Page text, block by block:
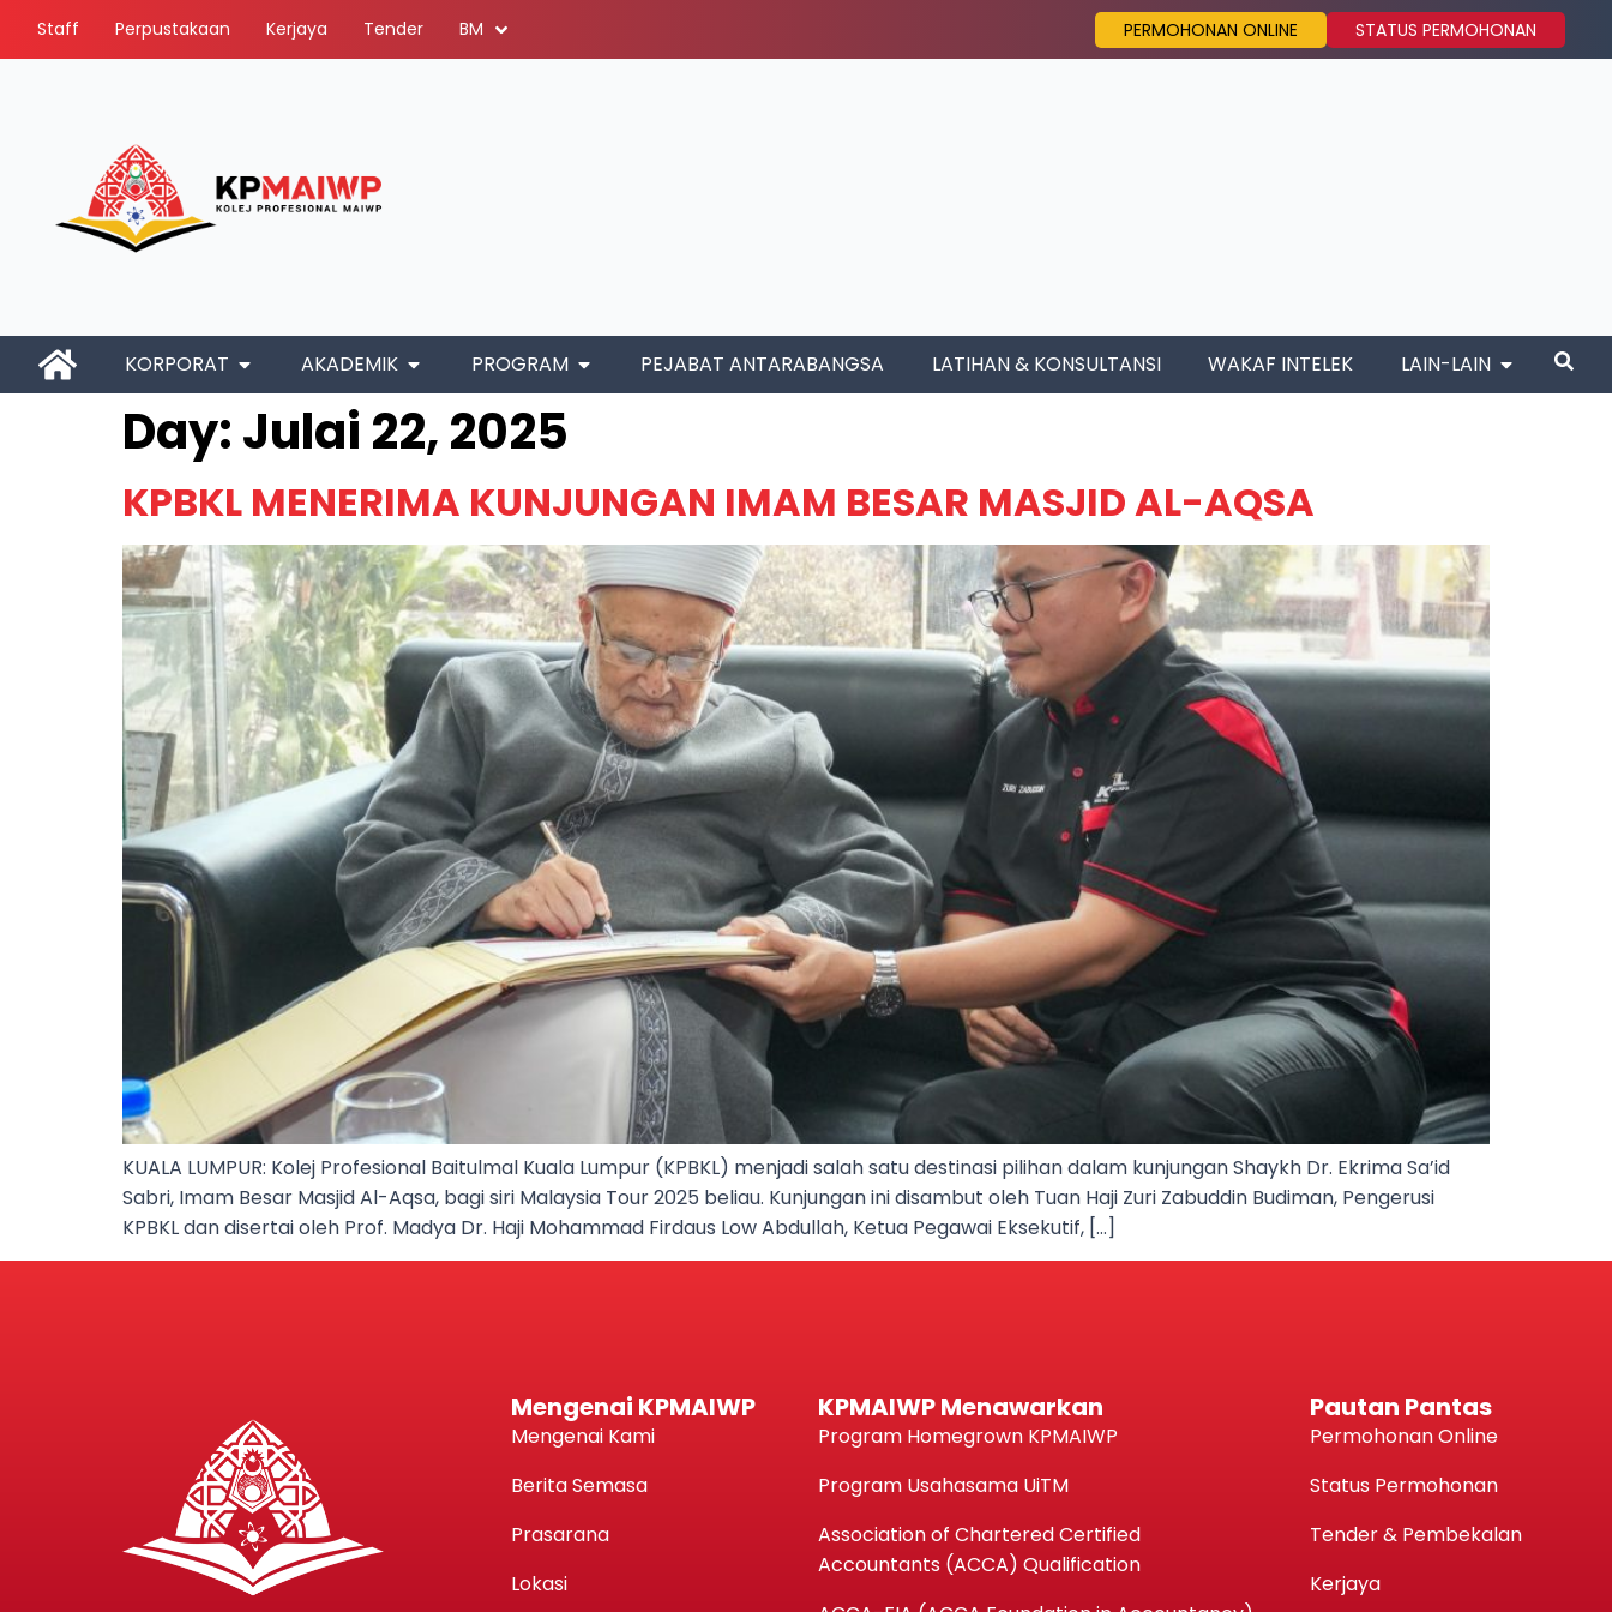
Staff Perpustakaan Kerjaya Tender BM PERMOHONAN ONLINE STATUS PERMOHONAN
KORPORAT AKADEMIK PROGRAM PEJABAT ANTARABANGSA LATIHAN & KONSULTANSI WAKAF INTELEK LAIN-LAIN
Day:Julai 22, 2025
KPBKL MENERIMA KUNJUNGAN IMAM BESAR MASJID AL-AQSA
KUALA LUMPUR: Kolej Profesional Baitulmal Kuala Lumpur (KPBKL) menjadi salah satu destinasi pilihan dalam kunjungan Shaykh Dr. Ekrima Sa’id
Sabri, Imam Besar Masjid Al-Aqsa, bagi siri Malaysia Tour 2025 beliau. Kunjungan ini disambut oleh Tuan Haji Zuri Zabuddin Budiman, Pengerusi
KPBKL dan disertai oleh Prof. Madya Dr. Haji Mohammad Firdaus Low Abdullah, Ketua Pegawai Eksekutif, […]
Mengenai KPMAIWP
Mengenai Kami
Berita Semasa
Prasarana
Lokasi
KPMAIWP Menawarkan
Program Homegrown KPMAIWP
Program Usahasama UiTM
Association of Chartered Certified
Accountants (ACCA) Qualification
Pautan Pantas
Permohonan Online
Status Permohonan
Tender & Pembekalan
Kerjaya